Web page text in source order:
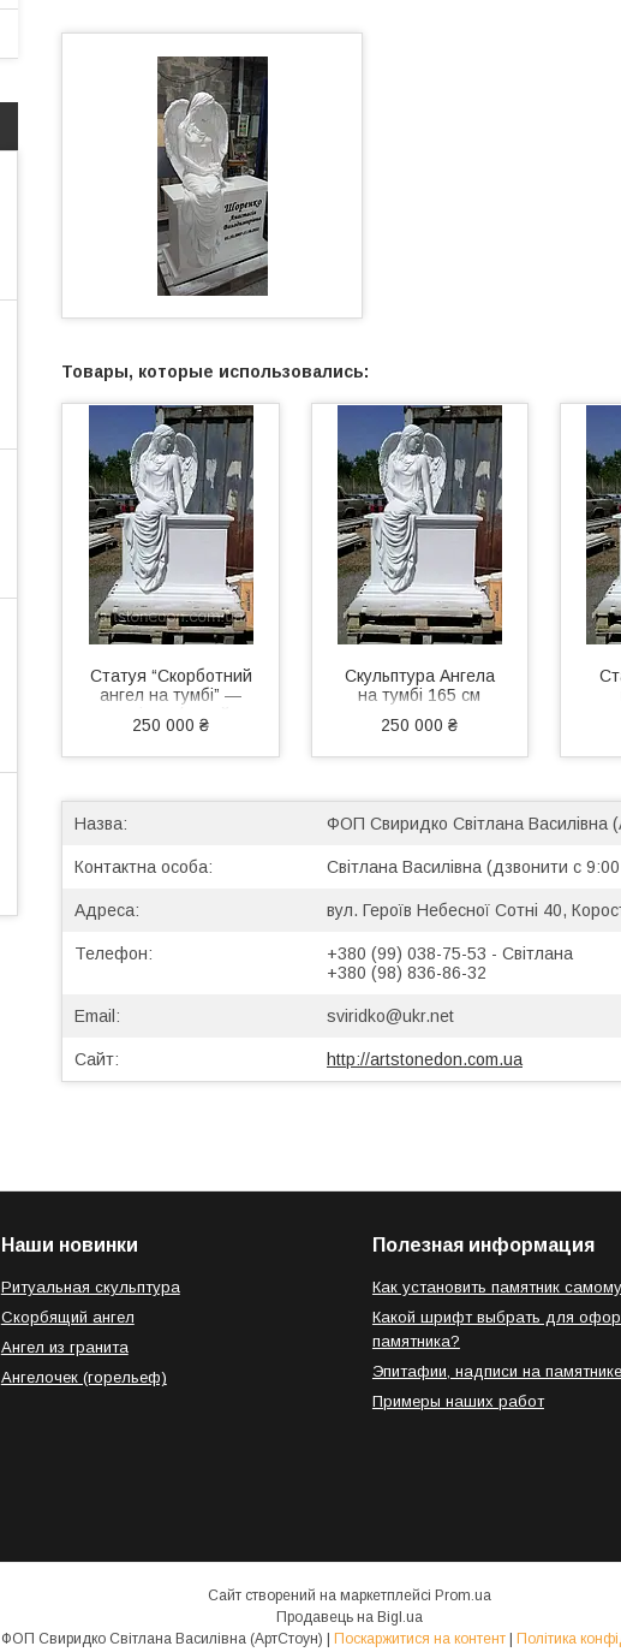
Статуя “Скорботний
ангел на тумбі” —
полімер (литий
камінь), висота 165
см
250 000 ₴
Скульптура Ангела
на тумбі 165 см
250 000 ₴
що
ФОП Свиридко Світлана Василівна
Світлана Василівна (дзвонити с
вул. Героїв Небесної Сотні 40,
+380 (99) 038-75-53
Світлана
+380 (98) 836-86-32
sviridko@ukr.net
http://artstonedon.com.ua
Наши новинки
Ритуальная скульптура
Скорбящий ангел
Ангел из гранита
Ангелочек (горельеф)
Полезная информация
Как установить памятник
Какой шрифт выбрать для
памятника?
Эпитафии, надписи на памятнике
Примеры наших работ
Сайт створений на маркетплейсі Prom.ua
Продавець на Bigl.ua
Поскаржитися на контент Політика